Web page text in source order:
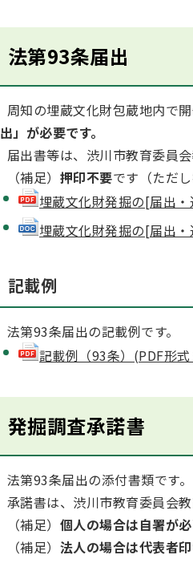
法第93条届出
周知の埋蔵文化財包蔵地内で
出」が必要です。
届出書等は、渋川市教育委員
（補足） 押印不要です（ただ
埋蔵文化財発掘の[届出
埋蔵文化財発掘の[届出
記載例
法第93条届出の記載例です。
記載例（93条）(PDF形
発掘調査承諾書
法第93条届出の添付書類です。
承諾書は、渋川市教育委員会
（補足） 個人の場合は自署が必
（補足） 法人の場合は代表者印